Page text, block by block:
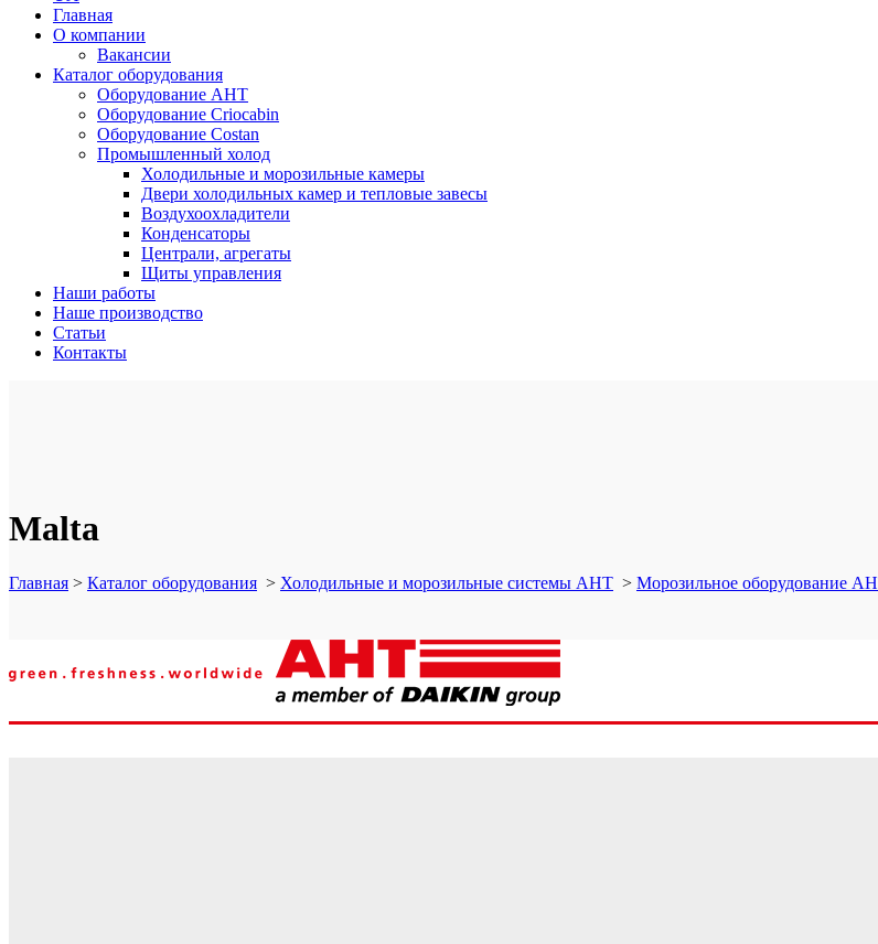
Главная
О компании
Вакансии
Каталог оборудования
Оборудование AHT
Оборудование Criocabin
Оборудование Costan
Промышленный холод
Холодильные и морозильные камеры
Двери холодильных камер и тепловые завесы
Воздухоохладители
Конденсаторы
Централи, агрегаты
Щиты управления
Наши работы
Наше производство
Статьи
Контакты
Malta
Главная > Каталог оборудования > Холодильные и морозильные системы AHT > Морозильное оборудование